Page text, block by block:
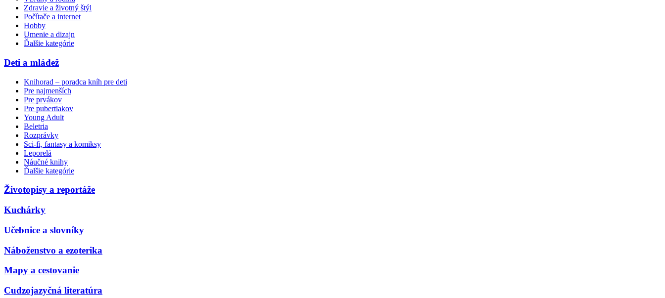
Zdravie a životný štýl
Počítače a internet
Hobby
Umenie a dizajn
Ďalšie kategórie
Deti a mládež
Knihorad – poradca kníh pre deti
Pre najmenších
Pre prvákov
Pre pubertiakov
Young Adult
Beletria
Rozprávky
Sci-fi, fantasy a komiksy
Leporelá
Náučné knihy
Ďalšie kategórie
Životopisy a reportáže
Kuchárky
Učebnice a slovníky
Náboženstvo a ezoterika
Mapy a cestovanie
Cudzojazyčná literatúra